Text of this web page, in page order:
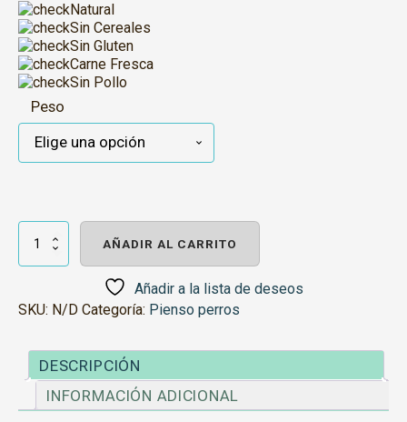
Natural
Sin Cereales
Sin Gluten
Carne Fresca
Sin Pollo
Peso
Sense
Grain
Wild
y
Jabalí
AÑADIR AL CARRITO
Añadir a la lista de deseos
SKU: N/D Categoría: Pienso perros
DESCRIPCIÓN
INFORMACIÓN ADICIONAL